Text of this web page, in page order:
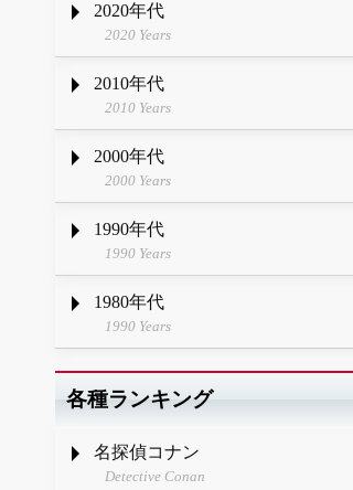
2020年代
2020 Years
2010年代
2010 Years
2000年代
2000 Years
1990年代
1990 Years
1980年代
1990 Years
各種ランキング
名探偵コナン
Detective Conan